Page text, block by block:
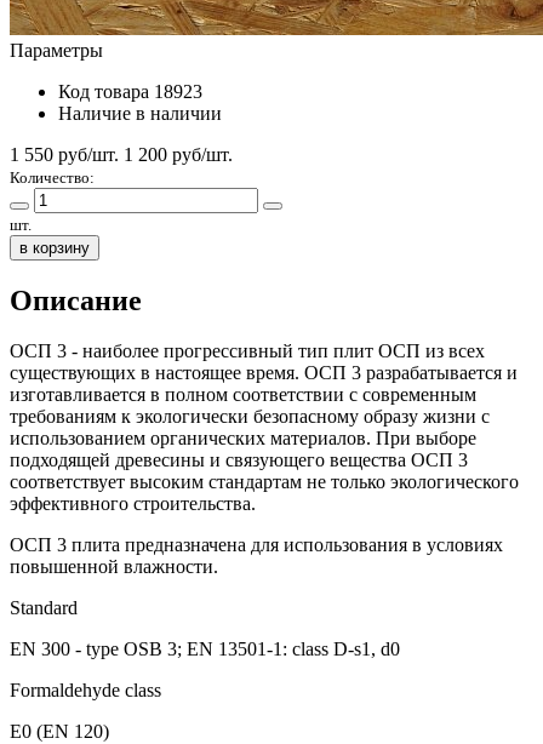
Параметры
Код товара 18923
Наличие в наличии
1 550 руб/шт. 1 200 руб/шт.
Количество:
шт.
в корзину
Описание
ОСП 3 - наиболее прогрессивный тип плит ОСП из всех
существующих в настоящее время. ОСП 3 разрабатывается и
изготавливается в полном соответствии с современным
требованиям к экологически безопасному образу жизни с
использованием органических материалов. При выборе
подходящей древесины и связующего вещества ОСП 3
соответствует высоким стандартам не только экологического
эффективного строительства.
ОСП 3 плита предназначена для использования в условиях
повышенной влажности.
Standard
EN 300 - type OSB 3; EN 13501-1: class D-s1, d0
Formaldehyde class
E0 (EN 120)